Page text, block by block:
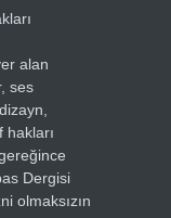
alan
ses
hakları
Dergisi
olmaksızın